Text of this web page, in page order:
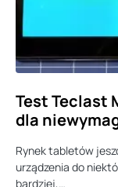
Test Teclast
dla
Rynek tabletów
urządzenia do
bardziej,…